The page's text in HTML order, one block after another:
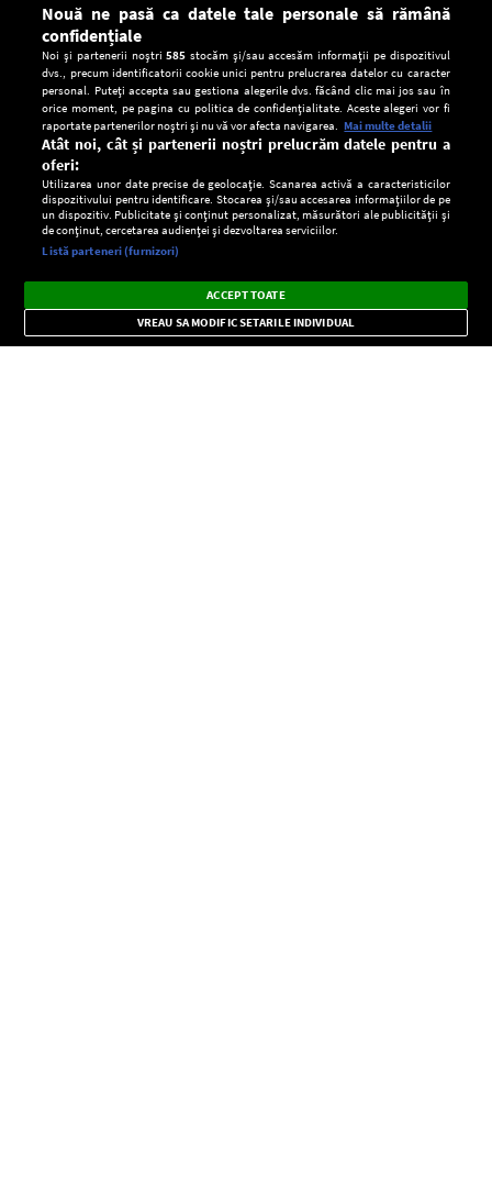
CONFIDENŢIALITATE
Setări:
Dark
Mode
Radio live, podcasturi, știri și alerte
importante.
×
Nouă ne pasă ca datele tale personale să rămână
confidențiale
Noi și partenerii noștri585 stocăm și/sau accesăm informații pe dispozitivul
dvs., precum identificatorii cookie unici pentru prelucrarea datelor cu caracter
personal. Puteți accepta sau gestiona alegerile dvs. făcând clic mai jos sau în
orice moment, pe pagina cu politica de confidențialitate. Aceste alegeri vor fi
raportate partenerilor noștri și nu vă vor afecta navigarea. Mai multe detalii
Atât noi, cât și partenerii noștri prelucrăm datele pentru a
oferi:
Utilizarea unor date precise de geolocație. Scanarea activă a caracteristicilor
dispozitivului pentru identificare. Stocarea și/sau accesarea informațiilor de pe
un dispozitiv. Publicitate și conținut personalizat, măsurători ale publicității și
de conținut, cercetarea audienței și dezvoltarea serviciilor.
Listă parteneri (furnizori)
ACCEPT TOATE
VREAU SA MODIFIC SETARILE INDIVIDUAL